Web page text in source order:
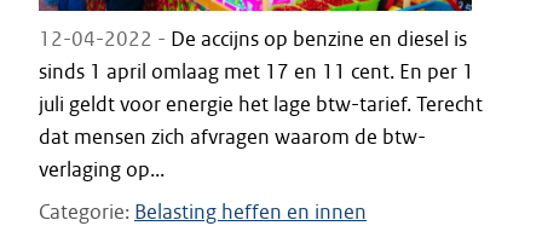
12-04-2022 - De accijns op benzine en diesel is
sinds 1 april omlaag met 17 en 11 cent. En per 1
juli geldt voor energie het lage btw-tarief. Terecht
dat mensen zich afvragen waarom de btw-
verlaging op...
Categorie Belasting heffen en innen